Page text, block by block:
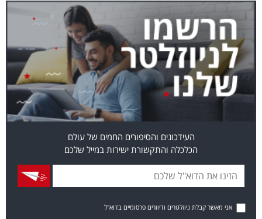
העידכונים והסיפורים החמים של עולם
הכלכלה והתקשורת ישירות במייל שלכם
אני מאשר קבלת ניוזלטרים ודיוורים פרסומיים בדוא"ל